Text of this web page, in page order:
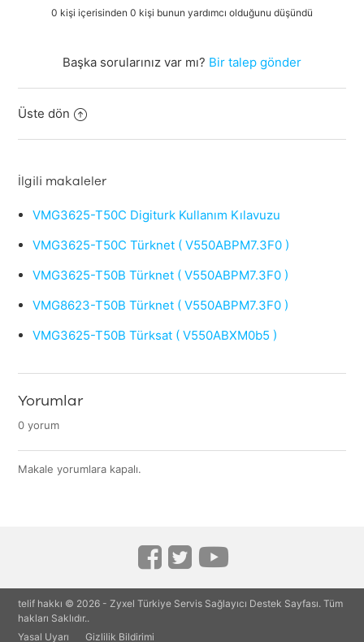
0 kişi içerisinden 0 kişi bunun yardımcı olduğunu düşündü
Başka sorularınız var mı? Bir talep gönder
Üste dön
İlgili makaleler
VMG3625-T50C Digiturk Kullanım Kılavuzu
VMG3625-T50C Türknet ( V550ABPM7.3F0 )
VMG3625-T50B Türknet ( V550ABPM7.3F0 )
VMG8623-T50B Türknet ( V550ABPM7.3F0 )
VMG3625-T50B Türksat ( V550ABXM0b5 )
Yorumlar
0 yorum
Makale yorumlara kapalı.
telif hakkı © 2026 - Zyxel Türkiye Servis Sağlayıcı Destek Sayfası. Tüm
hakları Saklıdır..
Yasal Uyarı
Gizlilik Bildirimi